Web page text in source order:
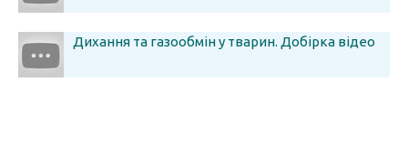
Дихання та газообмін у тварин. Добірка відео